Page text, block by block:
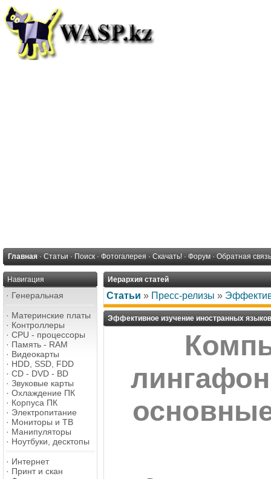
Главная · Статьи · Поиск · Фотогалерея · Скачать! · Форум · Обратная связь
Навигация
· Генеральная
· Материнские платы
· Контроллеры
· CPU - процессоры
· Память - RAM
· Видеокарты
· HDD, SSD, FDD
· CD - DVD - BD
· Звуковые карты
· Охлаждение ПК
· Корпуса ПК
· Электропитание
· Мониторы и ТВ
· Манипуляторы
· Ноутбуки, десктопы
· Интернет
· Принт и скан
Иерархия статей
Статьи » Пресс-релизы »
Эффективное изучение иностранных языков